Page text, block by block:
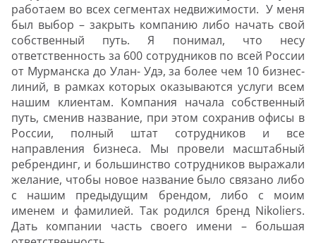
работаем во всех сегментах недвижимости. У меня
был выбор – закрыть компанию либо начать свой
собственный путь. Я понимал, что несу
ответственность за 600 сотрудников по всей России
от Мурманска до Улан- Удэ, за более чем 10 бизнес-
линий, в рамках которых оказываются услуги всем
нашим клиентам. Компания начала собственный
путь, сменив название, при этом сохранив офисы в
России, полный штат сотрудников и все
направления бизнеса. Мы провели масштабный
ребрендинг, и большинство сотрудников выражали
желание, чтобы новое название было связано либо
с нашим предыдущим брендом, либо с моим
именем и фамилией. Так родился бренд Nikoliers.
Дать компании часть своего имени – большая